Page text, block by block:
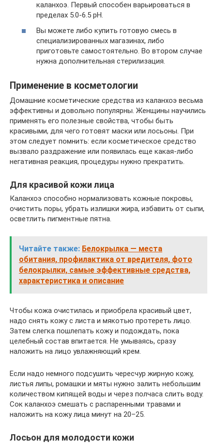
каланхоэ. Первый способен варьироваться в
пределах 5.0-6.5 рН.
Вы можете либо купить готовую смесь в
специализированных магазинах, либо
приготовьте самостоятельно. Во втором случае
нужна дополнительная стерилизация.
Применение в косметологии
Домашние косметические средства из каланхоэ весьма
эффективны и довольно популярны. Женщины научились
применять его полезные свойства, чтобы быть
красивыми, для чего готовят маски или лосьоны. При
этом следует помнить: если косметическое средство
вызвало раздражение или появилась еще какая-либо
негативная реакция, процедуры нужно прекратить.
Для красивой кожи лица
Каланхоэ способно нормализовать кожные покровы,
очистить поры, убрать излишки жира, избавить от сыпи,
осветлить пигментные пятна.
Читайте также: Белокрылка — места
обитания, профилактика от вредителя, фото
белокрылки, самые эффективные средства,
характеристика и описание
Чтобы кожа очистилась и приобрела красивый цвет,
надо снять кожу с листа и мякотью протереть лицо.
Затем слегка пошлепать кожу и подождать, пока
целебный состав впитается. Не умываясь, сразу
наложить на лицо увлажняющий крем.
Если надо немного подсушить чересчур жирную кожу,
листья липы, ромашки и мяты нужно залить небольшим
количеством кипящей воды и через полчаса слить воду.
Сок каланхоэ смешать с распаренными травами и
наложить на кожу лица минут на 20–25.
Лосьон для молодости кожи